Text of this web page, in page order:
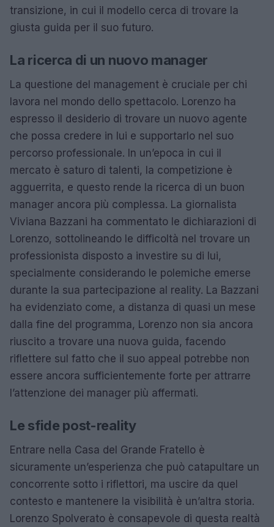
transizione, in cui il modello cerca di trovare la
giusta guida per il suo futuro.
La ricerca di un nuovo manager
La questione del management è cruciale per chi
lavora nel mondo dello spettacolo. Lorenzo ha
espresso il desiderio di trovare un nuovo agente
che possa credere in lui e supportarlo nel suo
percorso professionale. In un’epoca in cui il
mercato è saturo di talenti, la competizione è
agguerrita, e questo rende la ricerca di un buon
manager ancora più complessa. La giornalista
Viviana Bazzani ha commentato le dichiarazioni di
Lorenzo, sottolineando le difficoltà nel trovare un
professionista disposto a investire su di lui,
specialmente considerando le polemiche emerse
durante la sua partecipazione al reality. La Bazzani
ha evidenziato come, a distanza di quasi un mese
dalla fine del programma, Lorenzo non sia ancora
riuscito a trovare una nuova guida, facendo
riflettere sul fatto che il suo appeal potrebbe non
essere ancora sufficientemente forte per attrarre
l’attenzione dei manager più affermati.
Le sfide post-reality
Entrare nella Casa del Grande Fratello è
sicuramente un’esperienza che può catapultare un
concorrente sotto i riflettori, ma uscire da quel
contesto e mantenere la visibilità è un’altra storia.
Lorenzo Spolverato è consapevole di questa realtà